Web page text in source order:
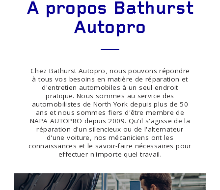
À propos Bathurst
Autopro
Chez Bathurst Autopro, nous pouvons répondre
à tous vos besoins en matière de réparation et
d'entretien automobiles à un seul endroit
pratique. Nous sommes au service des
automobilistes de North York depuis plus de 50
ans et nous sommes fiers d'être membre de
NAPA AUTOPRO depuis 2009. Qu'il s'agisse de la
réparation d'un silencieux ou de l'alternateur
d'une voiture, nos mécaniciens ont les
connaissances et le savoir-faire nécessaires pour
effectuer n'importe quel travail.